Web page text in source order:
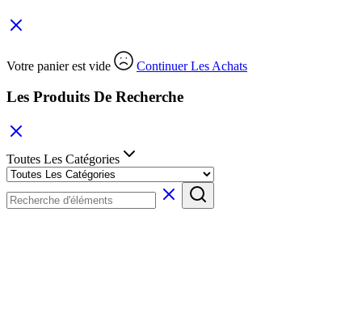
Votre panier est vide Continuer Les Achats
Les Produits De Recherche
Toutes Les Catégories